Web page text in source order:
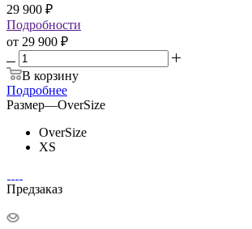
29 900 ₽
Подробности
от 29 900 ₽
В корзину
Подробнее
Размер—OverSize
OverSize
XS
Предзаказ